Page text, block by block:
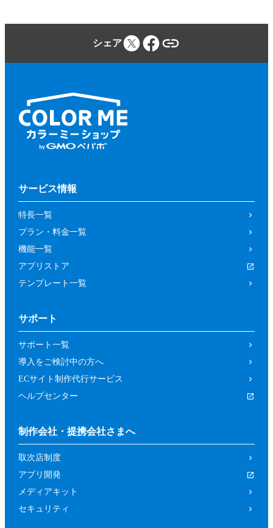
シェア
サービス情報
特長一覧
プラン・料金一覧
機能一覧
アプリストア
テンプレート一覧
サポート
サポート一覧
導入をご検討中の方へ
ECサイト制作代行サービス
ヘルプセンター
制作会社・提携会社さまへ
取次店制度
アプリ開発
メディアキット
セキュリティ